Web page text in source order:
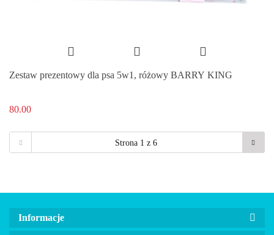
Zestaw prezentowy dla psa 5w1, różowy BARRY KING
80.00
Informacje